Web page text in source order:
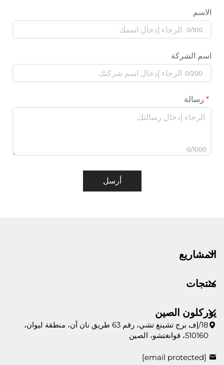
الاسم
0/100
اسم الشركة
0/200
رسالة
0/1000
أرسل
المشاريع
منتجات
يوركلون الصين
18/إف برج تشينغ تشي، رقم 63 طريق نان آن، منطقة ليوان،
510160، قوانغتشو، الصين
[email protected]